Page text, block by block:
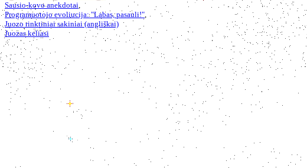
Sausio-kovo anekdotai,
Programuotojo evoliucija: "Labas, pasauli!",
Juozo rinktiniai sakiniai (angliškai)
Juozas keliasi